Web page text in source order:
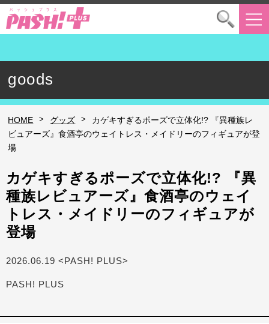
goods
HOME > グッズ >
カゲキすぎるポーズで立体化!? 『異種族レ
ビュアーズ』食酒亭のウェイトレス・メイドリーのフィギュアが登
場
カゲキすぎるポーズで立体化!? 『異
種族レビュアーズ』食酒亭のウェイ
トレス・メイドリーのフィギュアが
登場
2026.06.19 <PASH! PLUS>
PASH! PLUS